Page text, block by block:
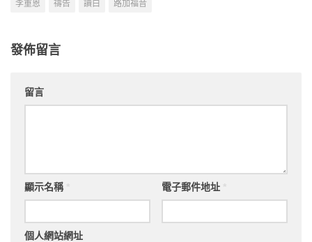
李重恩
禱告 讀白 路加福音
發佈留言
留言
顯示名稱 電子郵件地址
個人網站網址